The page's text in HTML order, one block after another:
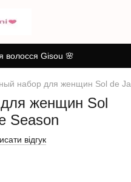
волосся Gisou 🌸
набор для женщин Sol de
женщин Sol
Season
відгук